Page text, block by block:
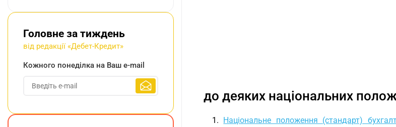
до деяких національних
1. Національне положення (стандарт)
Головне за тиждень
від редакції «Дебет-Кредит»
Кожного понеділка на Ваш e-mail